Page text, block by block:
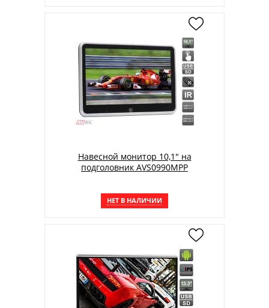
Навесной монитор 10,1" на
подголовник AVS0990MPP
НЕТ В НАЛИЧИИ